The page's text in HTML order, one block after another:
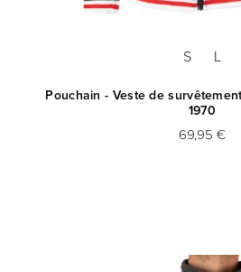
S L
Pouchain - Veste de
1970
69,95 €